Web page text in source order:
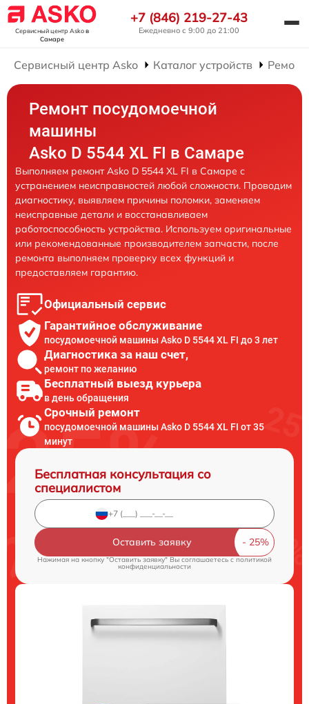
Сервисный центр Askoв
Самаре
+7 (846) 219-27-43
Ежедневно с 9:00 до 21:00
Сервисный центр Asko Каталог устройств
Ремонт посудомоечной
машины
Asko D 5544 XL FI в Самаре
Выполняем ремонт Asko D 5544 XL FI в Самаре с
устранением неисправностей любой сложности. Проводим
диагностику, выявляем причины поломки, заменяем
неисправные детали и восстанавливаем
работоспособность устройства. Используем оригинальные
или рекомендованные производителем запчасти, после
ремонта выполняем проверку всех функций и
предоставляем гарантию.
Официальный сервис
Гарантийное обслуживание
посудомоечной машины Asko D 5544 XL FI до 3 лет
Диагностика за наш счет,
ремонт по желанию
Бесплатный выезд курьера
в день обращения
Срочный ремонт
посудомоечной машины Asko D 5544 XL FI от 35
минут
Бесплатная консультация со
специалистом
Оставить заявку
Нажимая на кнопку "Оставить заявку" Вы соглашаетесь cполитикой
конфиденциальности